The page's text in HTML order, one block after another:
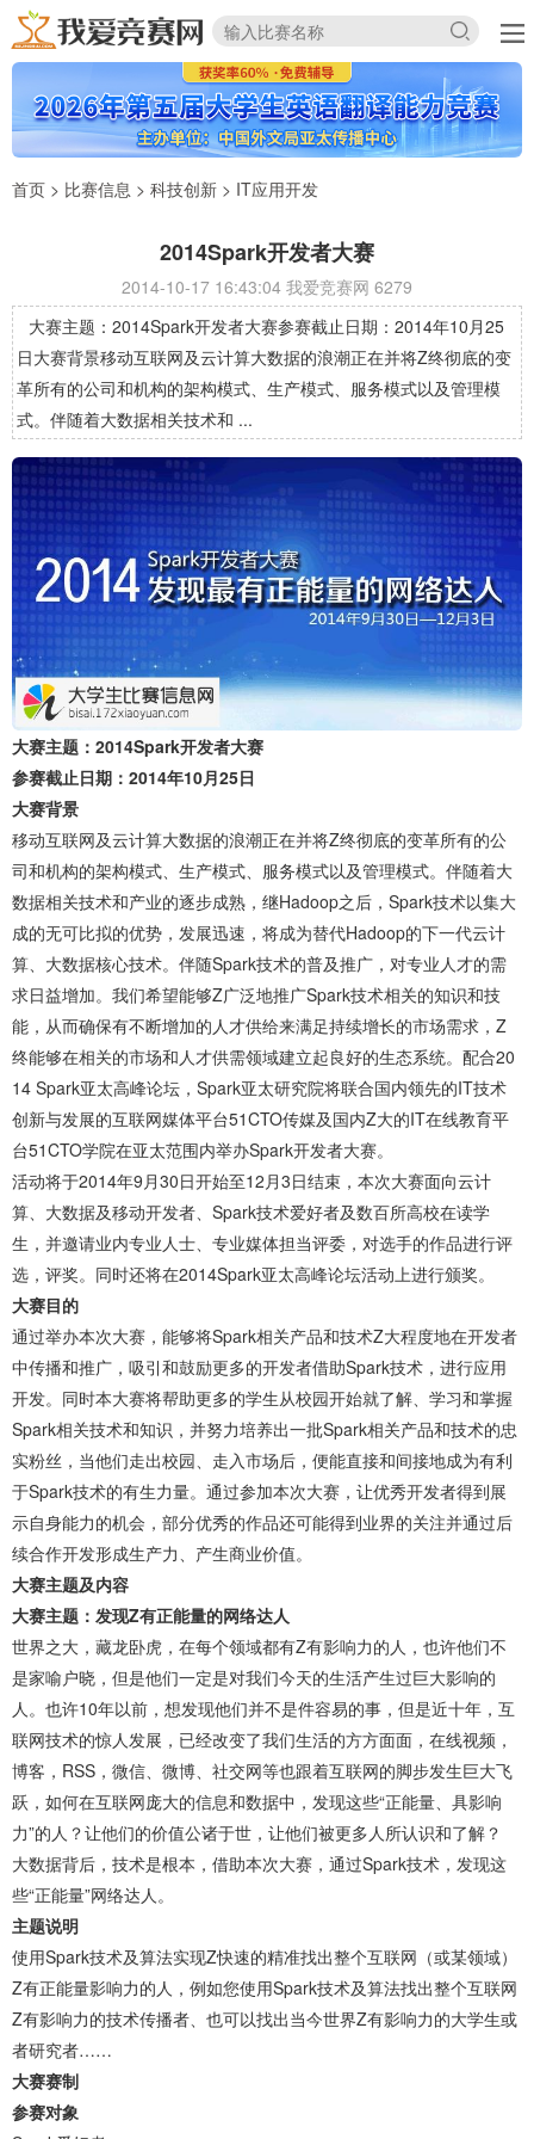
首页 > 比赛信息 > 科技创新 > IT应用开发
2014Spark开发者大赛
2014-10-17 16:43:04 我爱竞赛网 6279
大赛主题：2014Spark开发者大赛参赛截止日期：2014年10月25
日大赛背景移动互联网及云计算大数据的浪潮正在并将Z终彻底的变
革所有的公司和机构的架构模式、生产模式、服务模式以及管理模
式。伴随着大数据相关技术和 ...
大赛主题：2014Spark开发者大赛
参赛截止日期：2014年10月25日
大赛背景
移动互联网及云计算大数据的浪潮正在并将Z终彻底的变革所有的公
司和机构的架构模式、生产模式、服务模式以及管理模式。伴随着大
数据相关技术和产业的逐步成熟，继Hadoop之后，Spark技术以集大
成的无可比拟的优势，发展迅速，将成为替代Hadoop的下一代云计
算、大数据核心技术。伴随Spark技术的普及推广，对专业人才的需
求日益增加。我们希望能够Z广泛地推广Spark技术相关的知识和技
能，从而确保有不断增加的人才供给来满足持续增长的市场需求，Z
终能够在相关的市场和人才供需领域建立起良好的生态系统。配合20
14 Spark亚太高峰论坛，Spark亚太研究院将联合国内领先的IT技术
创新与发展的互联网媒体平台51CTO传媒及国内Z大的IT在线教育平
台51CTO学院在亚太范围内举办Spark开发者大赛。
活动将于2014年9月30日开始至12月3日结束，本次大赛面向云计
算、大数据及移动开发者、Spark技术爱好者及数百所高校在读学
生，并邀请业内专业人士、专业媒体担当评委，对选手的作品进行评
选，评奖。同时还将在2014Spark亚太高峰论坛活动上进行颁奖。
大赛目的
通过举办本次大赛，能够将Spark相关产品和技术Z大程度地在开发者
中传播和推广，吸引和鼓励更多的开发者借助Spark技术，进行应用
开发。同时本大赛将帮助更多的学生从校园开始就了解、学习和掌握
Spark相关技术和知识，并努力培养出一批Spark相关产品和技术的忠
实粉丝，当他们走出校园、走入市场后，便能直接和间接地成为有利
于Spark技术的有生力量。通过参加本次大赛，让优秀开发者得到展
示自身能力的机会，部分优秀的作品还可能得到业界的关注并通过后
续合作开发形成生产力、产生商业价值。
大赛主题及内容
大赛主题：发现Z有正能量的网络达人
世界之大，藏龙卧虎，在每个领域都有Z有影响力的人，也许他们不
是家喻户晓，但是他们一定是对我们今天的生活产生过巨大影响的
人。也许10年以前，想发现他们并不是件容易的事，但是近十年，互
联网技术的惊人发展，已经改变了我们生活的方方面面，在线视频，
博客，RSS，微信、微博、社交网等也跟着互联网的脚步发生巨大飞
跃，如何在互联网庞大的信息和数据中，发现这些“正能量、具影响
力”的人？让他们的价值公诸于世，让他们被更多人所认识和了解？
大数据背后，技术是根本，借助本次大赛，通过Spark技术，发现这
些“正能量”网络达人。
主题说明
使用Spark技术及算法实现Z快速的精准找出整个互联网（或某领域）
Z有正能量影响力的人，例如您使用Spark技术及算法找出整个互联网
Z有影响力的技术传播者、也可以找出当今世界Z有影响力的大学生或
者研究者……
大赛赛制
参赛对象